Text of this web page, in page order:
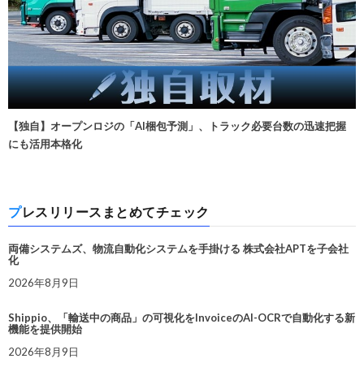
【独自】オープンロジの「AI梱包予測」、トラック必要台数の迅速把握
にも活用本格化
プレスリリースまとめてチェック
両備システムズ、物流自動化システムを手掛ける 株式会社APTを子会社
化
2026年8月9日
Shippio、「輸送中の商品」の可視化をInvoiceのAI-OCRで自動化する新
機能を提供開始
2026年8月9日